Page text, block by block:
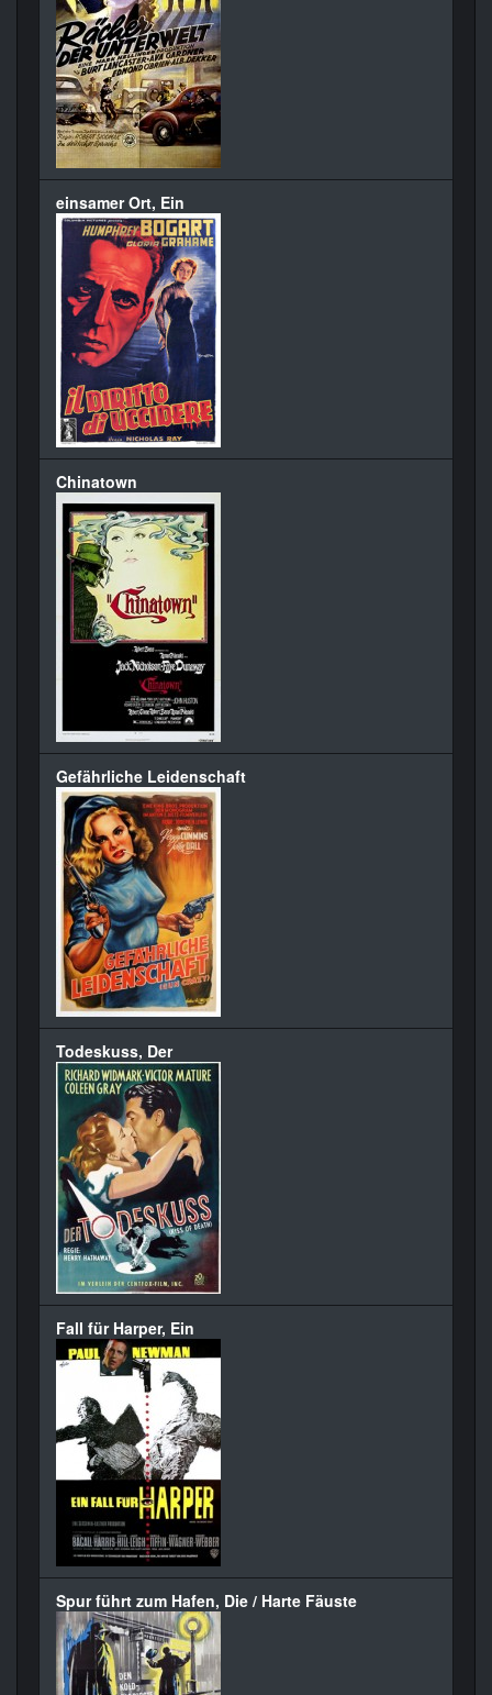
einsamer Ort, Ein
Chinatown
Gefährliche Leidenschaft
Todeskuss, Der
Fall für Harper, Ein
Spur führt zum Hafen, Die / Harte Fäuste